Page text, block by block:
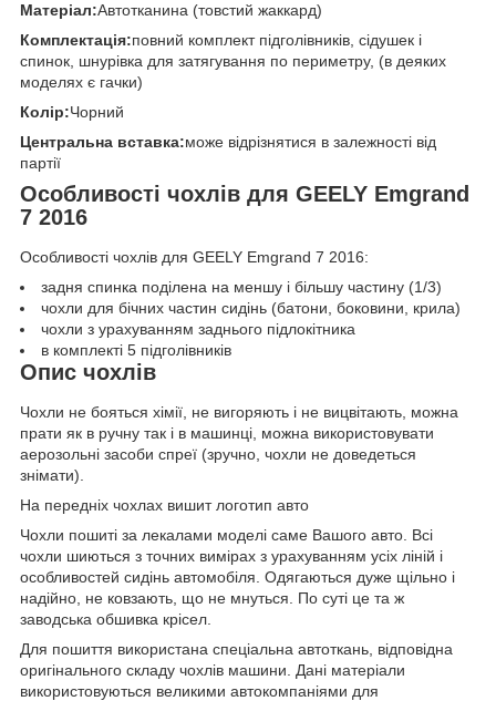
Матеріал:Автотканина (товстий жаккард)
Комплектація:повний комплект підголівників, сідушек і
спинок, шнурівка для затягування по периметру, (в деяких
моделях є гачки)
Колір:Чорний
Центральна вставка:може відрізнятися в залежності від
партії
Особливості чохлів для GEELY Emgrand
7 2016
Особливості чохлів для GEELY Emgrand 7 2016:
задня спинка поділена на меншу і більшу частину (1/3)
чохли для бічних частин сидінь (батони, боковини, крила)
чохли з урахуванням заднього підлокітника
в комплекті 5 підголівників
Опис чохлів
Чохли не бояться хімії, не вигоряють і не вицвітають, можна
прати як в ручну так і в машинці, можна використовувати
аерозольні засоби спреї (зручно, чохли не доведеться
знімати).
На передніх чохлах вишит логотип авто
Чохли пошиті за лекалами моделі саме Вашого авто. Всі
чохли шиються з точних вимірах з урахуванням усіх ліній і
особливостей сидінь автомобіля. Одягаються дуже щільно і
надійно, не ковзають, що не мнуться. По суті це та ж
заводська обшивка крісел.
Для пошиття використана спеціальна автоткань, відповідна
оригінального складу чохлів машини. Дані матеріали
використовуються великими автокомпаніями для